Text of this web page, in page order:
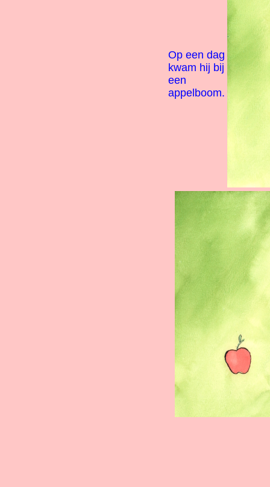
Op een dag
kwam hij bij
een
appelboom.